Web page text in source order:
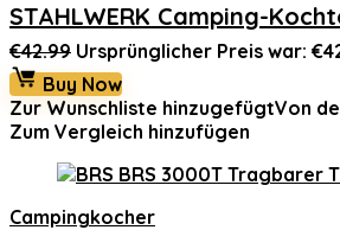
STAHLWERK Camping-
€42.99 Ursprünglicher Preis war:
Buy Now
Zur Wunschliste hinzugefügtVon
Zum Vergleich hinzufügen
Campingkocher